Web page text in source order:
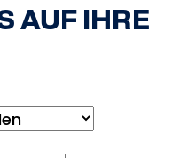
AUF IHRE